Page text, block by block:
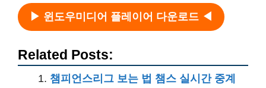
▶ 윈도우미디어 플레이어 다운로드 ◀
Related Posts:
챔피언스리그 보는 법 챔스 실시간 중계